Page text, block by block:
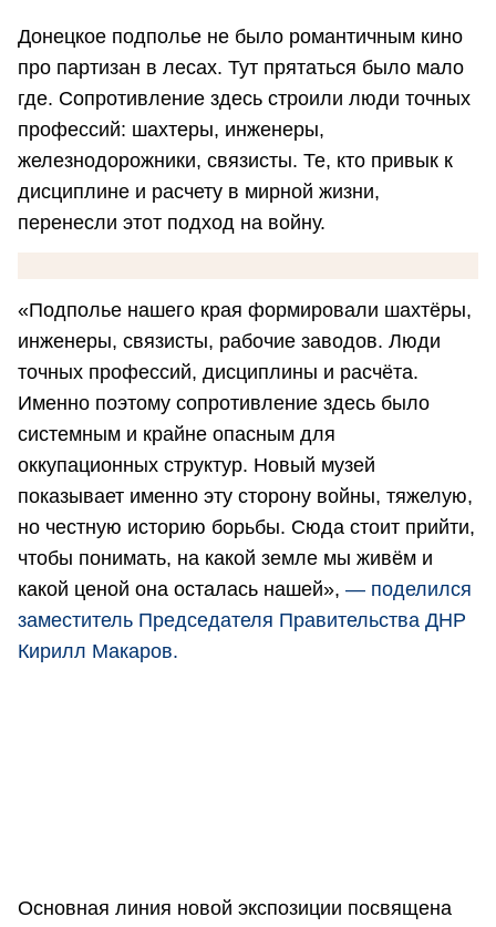
Донецкое подполье не было романтичным кино
про партизан в лесах. Тут прятаться было мало
где. Сопротивление здесь строили люди точных
профессий: шахтеры, инженеры,
железнодорожники, связисты. Те, кто привык к
дисциплине и расчету в мирной жизни,
перенесли этот подход на войну.
«Подполье нашего края формировали шахтёры,
инженеры, связисты, рабочие заводов. Люди
точных профессий, дисциплины и расчёта.
Именно поэтому сопротивление здесь было
системным и крайне опасным для
оккупационных структур. Новый музей
показывает именно эту сторону войны, тяжелую,
но честную историю борьбы. Сюда стоит прийти,
чтобы понимать, на какой земле мы живём и
какой ценой она осталась нашей», — поделился
заместитель Председателя Правительства ДНР
Кирилл Макаров.
Основная линия новой экспозиции посвящена